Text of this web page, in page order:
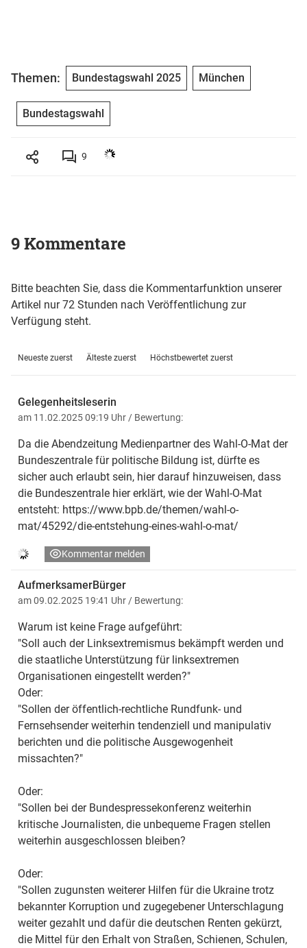
Themen: Bundestagswahl 2025 München
Bundestagswahl
9
9 Kommentare
Bitte beachten Sie, dass die Kommentarfunktion unserer
Artikel nur 72 Stunden nach Veröffentlichung zur
Verfügung steht.
Neueste zuerst Älteste zuerst Höchstbewertet zuerst
Gelegenheitsleserin
am 11.02.2025 09:19 Uhr / Bewertung:
Da die Abendzeitung Medienpartner des Wahl-O-Mat der
Bundeszentrale für politische Bildung ist, dürfte es
sicher auch erlaubt sein, hier darauf hinzuweisen, dass
die Bundeszentrale hier erklärt, wie der Wahl-O-Mat
entsteht: https://www.bpb.de/themen/wahl-o-
mat/45292/die-entstehung-eines-wahl-o-mat/
Kommentar melden
AufmerksamerBürger
am 09.02.2025 19:41 Uhr / Bewertung:
Warum ist keine Frage aufgeführt:
"Soll auch der Linksextremismus bekämpft werden und
die staatliche Unterstützung für linksextremen
Organisationen eingestellt werden?"
Oder:
"Sollen der öffentlich-rechtliche Rundfunk- und
Fernsehsender weiterhin tendenziell und manipulativ
berichten und die politische Ausgewogenheit
missachten?"
Oder:
"Sollen bei der Bundespressekonferenz weiterhin
kritische Journalisten, die unbequeme Fragen stellen
weiterhin ausgeschlossen bleiben?
Oder:
"Sollen zugunsten weiterer Hilfen für die Ukraine trotz
bekannter Korruption und zugegebener Unterschlagung
weiter gezahlt und dafür die deutschen Renten gekürzt,
die Mittel für den Erhalt von Straßen, Schienen, Schulen,